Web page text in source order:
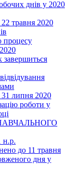
днів у 2020
травня 2020
процесу
завершиться
липня 2020
роботи у
н.р.
до 11 травня
дня у